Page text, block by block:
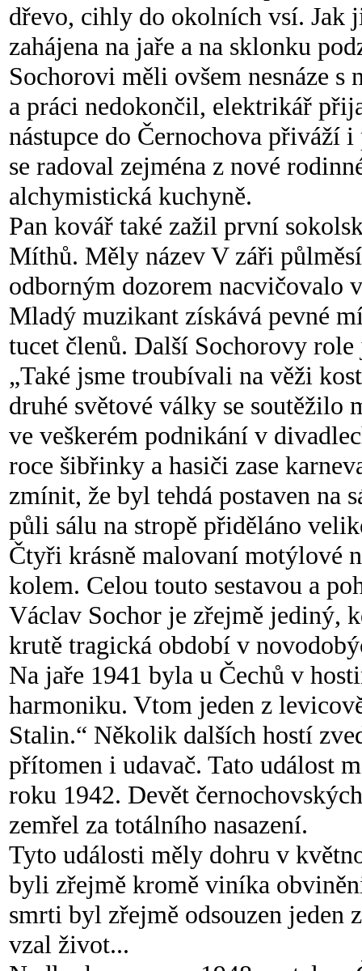
dřevo, cihly do okolních vsí. Jak
zahájena na jaře a na sklonku
Sochorovi měli ovšem nesnáze s
a práci nedokončil, elektrikář
nástupce do Černochova přiváží i
se radoval zejména z nové
alchymistická kuchyně.
Pan kovář také zažil první
Míthů. Měly název V záři
odborným dozorem nacvičovalo
Mladý muzikant získává pevné
tucet členů. Další Sochorovy
„Také jsme troubívali na věži
druhé světové války se soutěžilo
ve veškerém podnikání v
roce šibřinky a hasiči zase
zmínit, že byl tehdá postaven na
půli sálu na stropě přiděláno
Čtyři krásně malovaní motýlové
kolem. Celou touto sestavou a
Václav Sochor je zřejmě jediný,
krutě tragická období v
Na jaře 1941 byla u Čechů v
harmoniku. Vtom jeden z
Stalin.“ Několik dalších hostí
přítomen i udavač. Tato událost
roku 1942. Devět
zemřel za totálního nasazení.
Tyto události měly dohru v
byli zřejmě kromě viníka
smrti byl zřejmě odsouzen
vzal život...